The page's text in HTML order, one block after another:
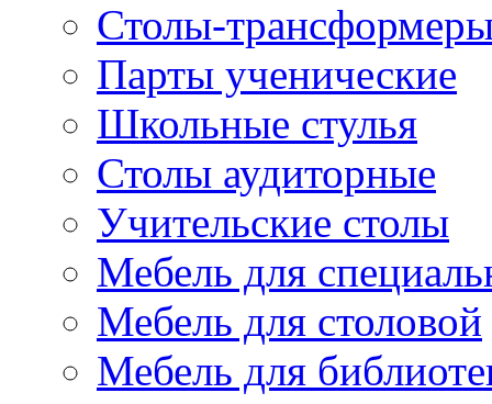
Столы-
Парты ученические
Школьные стулья
Столы аудиторные
Учительские столы
Мебель для
Мебель для столовой
Мебель для